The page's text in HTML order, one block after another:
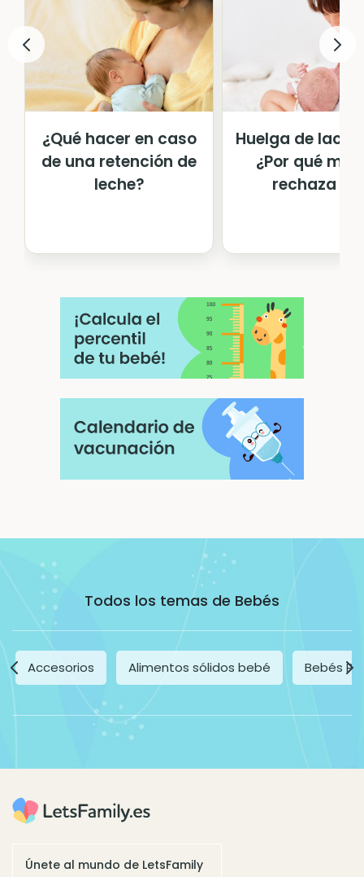
¿Qué hacer en caso
de una retención de
leche?
Huelga de
¿Por qué mi
rechaza e...
Todos los temas de Bebés
Accesorios Alimentos sólidos bebé Bebés
Únete al mundo de LetsFamily